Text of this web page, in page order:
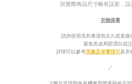
與實際商品尺寸略有誤差，誤
衣物保養
請勿使用洗衣液浸泡太久或直接
避免造成局部漂白或泛
詳情可以參考洗滌及保養指引 及衣
／